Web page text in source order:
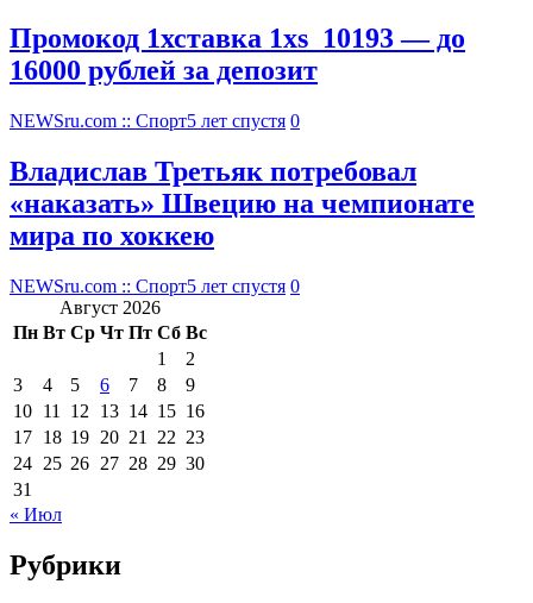
Промокод 1хставка 1xs_10193 — до
16000 рублей за депозит
NEWSru.com :: Спорт5 лет спустя 0
Владислав Третьяк потребовал
«наказать» Швецию на чемпионате
мира по хоккею
NEWSru.com :: Спорт5 лет спустя 0
Август 2026
Пн Вт Ср Чт Пт Сб Вс
1
2
3
4 5 6 7 8
9
10 11 12 13 14 15 16
17 18 19 20 21 22 23
24 25 26 27 28 29 30
31
« Июл
Рубрики